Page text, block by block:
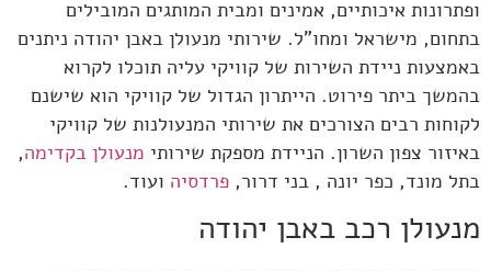
ופתרונות איכותיים, אמינים ומבית המותגים המובילים
בתחום, מישראל ומחו"ל. שירותי מנעולן באבן יהודה ניתנים
באמצעות ניידת השירות של קוויקי עליה תוכלו לקרוא
בהמשך ביתר פירוט. הייתרון הגדול של קוויקי הוא שישנם
לקוחות רבים הצורכים את שירותי המנעולנות של קוויקי
באיזור צפון השרון. הניידת מספקת שירותי מנעולן בקדימה,
בתל מונד, כפר יונה , בני דרור, פרדסיה ועוד.
מנעולן רכב באבן יהודה